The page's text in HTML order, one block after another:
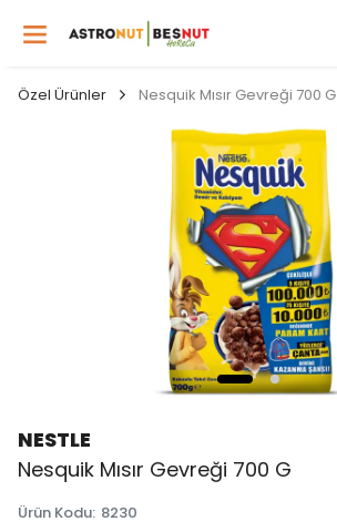
Özel Ürünler Nesquik Mısır Gevreği 700 G
NESTLE
Nesquik Mısır Gevreği 700 G
Ürün Kodu: 8230